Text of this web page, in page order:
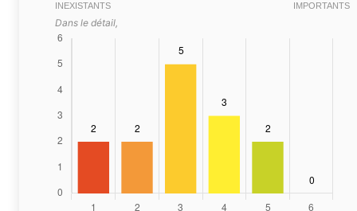
INEXISTANTS IMPORTANTS
Dans le détail,